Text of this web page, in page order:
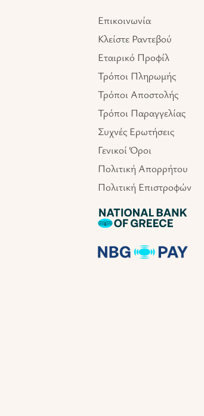
Επικοινωνία
Κλείστε Ραντεβού
Εταιρικό Προφίλ
Τρόποι Πληρωμής
Τρόποι Αποστολής
Τρόποι Παραγγελίας
Συχνές Ερωτήσεις
Γενικοί Όροι
Πολιτική Απορρήτου
Πολιτική Επιστροφών